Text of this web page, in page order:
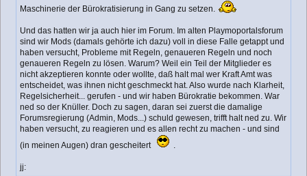
Maschinerie der Bürokratisierung in Gang zu setzen.
Und das hatten wir ja auch hier im Forum. Im alten Playmoportalsforum
sind wir Mods (damals gehörte ich dazu) voll in diese Falle getappt und
haben versucht, Probleme mit Regeln, genaueren Regeln und noch
genaueren Regeln zu lösen. Warum? Weil ein Teil der Mitglieder es
nicht akzeptieren konnte oder wollte, daß halt mal wer Kraft Amt was
entscheidet, was ihnen nicht geschmeckt hat. Also wurde nach Klarheit,
Regelsicherheit... gerufen - und wir haben Bürokratie bekommen. War
ned so der Knüller. Doch zu sagen, daran sei zuerst die damalige
Forumsregierung (Admin, Mods...) schuld gewesen, trifft halt ned zu. Wir
haben versucht, zu reagieren und es allen recht zu machen - und sind
(in meinen Augen) dran gescheitert
jj: